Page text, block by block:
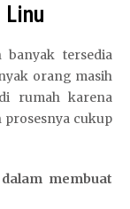
Linu
tersedia
orang masih
rumah karena
prosesnya cukup
membuat